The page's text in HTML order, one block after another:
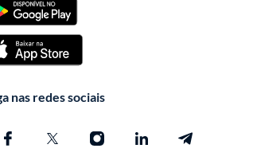
nas redes sociais